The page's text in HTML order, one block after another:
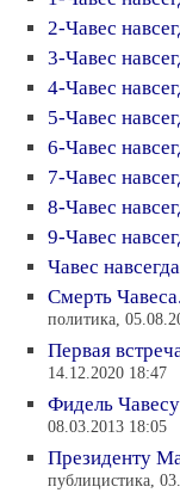
2-Чавес
3-Чавес
4-Чавес
5-Чавес
6-Чавес
7-Чавес
8-Чавес
9-Чавес
Чавес навсегда
Смерть
политика,
Первая
14.12.2020 18:47
Фидель
08.03.2013 18:05
Президенту
публицистика,